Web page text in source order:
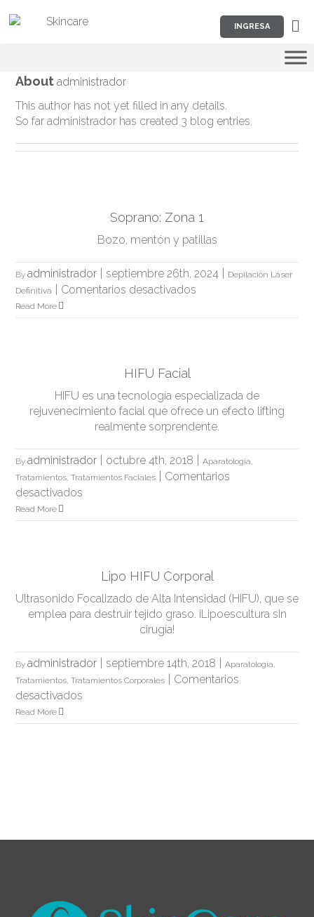
to
INGRESA
About administrador
This author has not yet filled in any details.
So far administrador has created 3 blog entries.
Soprano: Zona 1
Bozo, mentón y patillas
By administrador septiembre 26th, 2024
Depilación Láser
Definitiva
Comentarios desactivadosen
Zona
Read More
HIFU Facial
HIFU es una tecnología especializada de
rejuvenecimiento facial que ofrece un efecto lifting
realmente sorprendente.
By administrador octubre 4th, 2018 Aparatología,
Tratamientos, Tratamientos Faciales
Comentarios
desactivadosen
Facial
Read More
Lipo HIFU Corporal
Ultrasonido Focalizado de Alta Intensidad (HIFU), que se
emplea para destruir tejido graso. ¡Lipoescultura sin
cirugía!
By administrador septiembre 14th, 2018 Aparatología,
Tratamientos, Tratamientos Corporales
Comentarios
desactivadosen
HIFU
Read More